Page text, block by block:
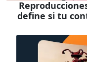
define si tu